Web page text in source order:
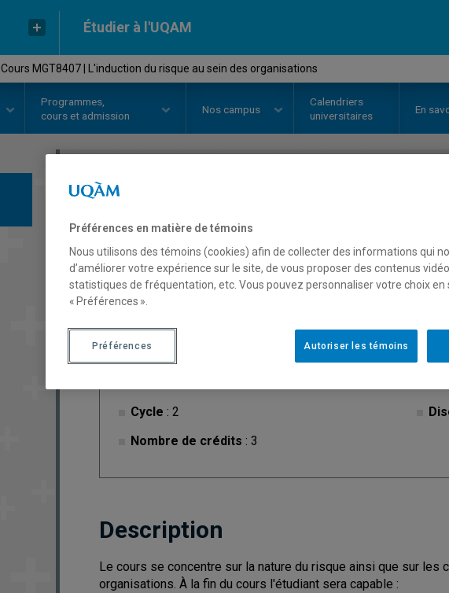
Étudier à l'UQAM
Cours MGT8407 | L'induction du risque au sein des organisations
Programmes,
cours et admission
Nos campus
Calendriers
universitaires
En
organisations
Description
Cycle : 2
Nombre de crédits : 3
Description
Le cours se concentre sur la nature du risque ainsi que sur
organisations. À la fin du cours l'étudiant sera capable :
Préférences en matière de témoins
Nous utilisons des témoins (cookies) afin de collecter des informations qui
d’améliorer votre expérience sur le site, de vous proposer des contenus
statistiques de fréquentation, etc. Vous pouvez personnaliser votre choix
« Préférences ».
Autoriser les témoins
Préférences